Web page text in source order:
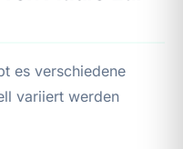
es verschiedene
variiert werden